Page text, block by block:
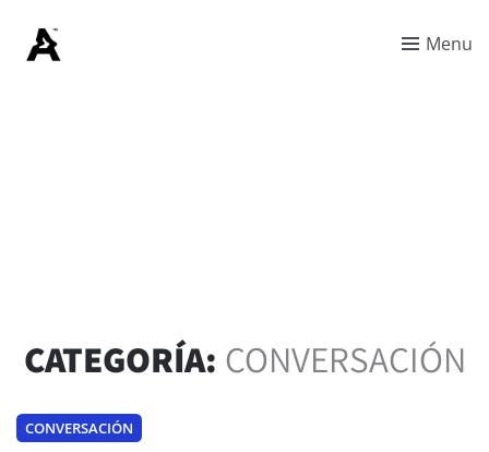
Menu
CATEGORÍA: CONVERSACIÓN
CONVERSACIÓN